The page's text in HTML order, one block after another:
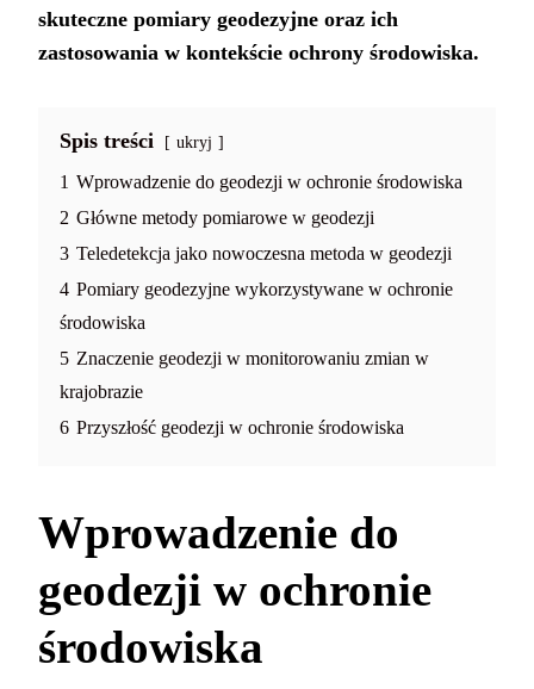
skuteczne pomiary geodezyjne oraz ich
zastosowania w kontekście ochrony środowiska.
Spis treści ukryj
1 Wprowadzenie do geodezji w ochronie środowiska
2 Główne metody pomiarowe w geodezji
3 Teledetekcja jako nowoczesna metoda w geodezji
4 Pomiary geodezyjne wykorzystywane w ochronie
środowiska
5 Znaczenie geodezji w monitorowaniu zmian w
krajobrazie
6 Przyszłość geodezji w ochronie środowiska
Wprowadzenie do
geodezji w ochronie
środowiska